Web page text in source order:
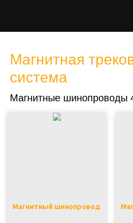
Магнитная
система
Магнитные шинопроводы
Магнитный шинопровод